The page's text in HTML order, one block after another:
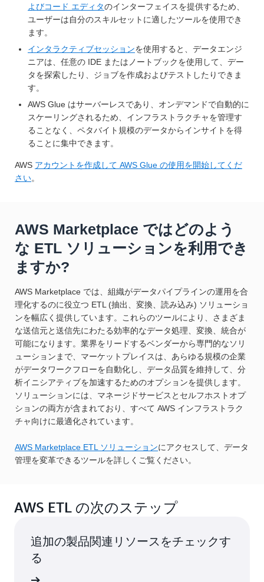
よびコード エディタのインターフェイスを提供するため、
ユーザーは自分のスキルセットに適したツールを使用でき
ます。
インタラクティブセッションを使用すると、データエンジ
ニアは、任意の IDE またはノートブックを使用して、デー
タを探索したり、ジョブを作成およびテストしたりできま
す。
AWS Glue はサーバーレスであり、オンデマンドで自動的に
スケーリングされるため、インフラストラクチャを管理す
ることなく、ペタバイト規模のデータからインサイトを得
ることに集中できます。
AWS アカウントを作成して AWS Glue の使用を開始してくだ
さい。
AWS Marketplace ではどのよう
な ETL ソリューションを利用でき
ますか?
AWS Marketplace では、組織がデータパイプラインの運用を合
理化するのに役立つ ETL (抽出、変換、読み込み) ソリューショ
ンを幅広く提供しています。これらのツールにより、さまざま
な送信元と送信先にわたる効率的なデータ処理、変換、統合が
可能になります。業界をリードするベンダーから専門的なソリ
ューションまで、マーケットプレイスは、あらゆる規模の企業
がデータワークフローを自動化し、データ品質を維持して、分
析イニシアティブを加速するためのオプションを提供します。
ソリューションには、マネージドサービスとセルフホストオプ
ションの両方が含まれており、すべて AWS インフラストラク
チャ向けに最適化されています。
AWS Marketplace ETL ソリューションにアクセスして、データ
管理を変革できるツールを詳しくご覧ください。
AWS ETL の次のステップ
追加の製品関連リソースをチェックす
る